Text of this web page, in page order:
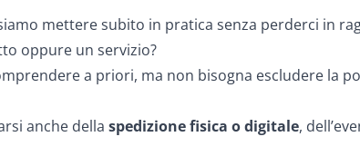
mettere subito in pratica senza perderci in
oppure un servizio?
a priori, ma non bisogna escludere la
anche della spedizione fisica o digitale,